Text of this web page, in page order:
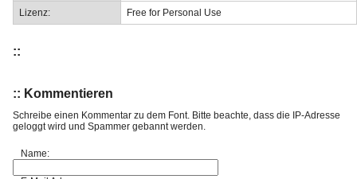
Lizenz: Free for Personal Use
::
:: Kommentieren
Schreibe einen Kommentar zu dem Font. Bitte beachte, dass die IP-Adresse
geloggt wird und Spammer gebannt werden.
Name: